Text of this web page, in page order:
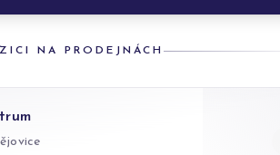
NA PRODEJNÁCH